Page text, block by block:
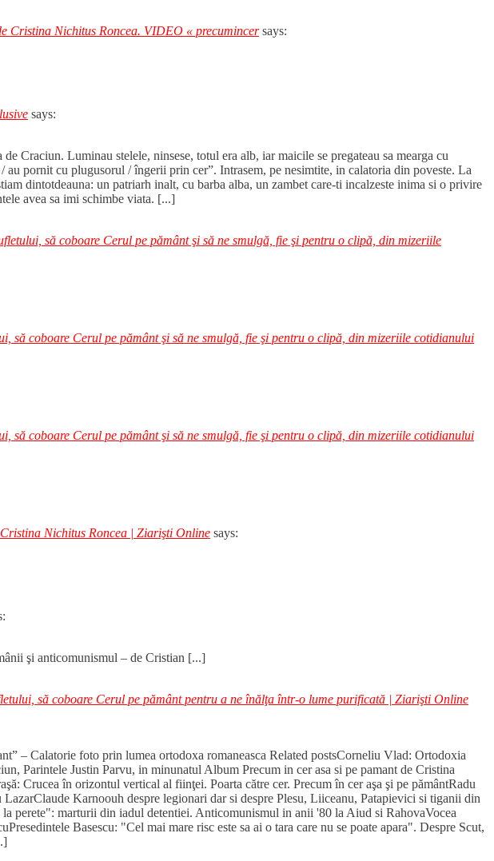
Cristina Nichitus Roncea. VIDEO « precumincer says:
says:
Craciun. Luminau stelele, ninsese, totul era alb, iar maicile se pregateau sa mearga cu
pornit cu plugusorul / îngerii prin cer”. Intrasem, pe nesimtite, in calatoria din poveste. La
dintotdeauna: un patriarh inalt, cu barba alba, un zambet care-ti incalzeste inima si o privire
avea sa imi schimbe viata. [...]
să coboare Cerul pe pământ şi să ne smulgă, fie şi pentru o clipă, din mizeriile
coboare Cerul pe pământ şi să ne smulgă, fie şi pentru o clipă, din mizeriile cotidianului
coboare Cerul pe pământ şi să ne smulgă, fie şi pentru o clipă, din mizeriile cotidianului
Nichitus Roncea | Ziarişti Online says:
şi anticomunismul – de Cristian [...]
să coboare Cerul pe pământ pentru a ne înălţa într-o lume purificată | Ziarişti Online
– Calatorie foto prin lumea ortodoxa romaneasca Related postsCorneliu Vlad: Ortodoxia
Parintele Justin Parvu, in minunatul Album Precum in cer asa si pe pamant de Cristina
Crucea în orizontul vertical al fiinţei. Poarta către cer. Precum în cer aşa şi pe pământRadu
Karnoouh despre legionari dar si despre Plesu, Liiceanu, Patapievici si tiganii din
marturii din iadul detentiei. Anticomunismul in anii '80 la Aiud si RahovaVocea
Basescu: "Cel mai mare risc este sa ai o tara care nu se poate apara". Despre Scut,